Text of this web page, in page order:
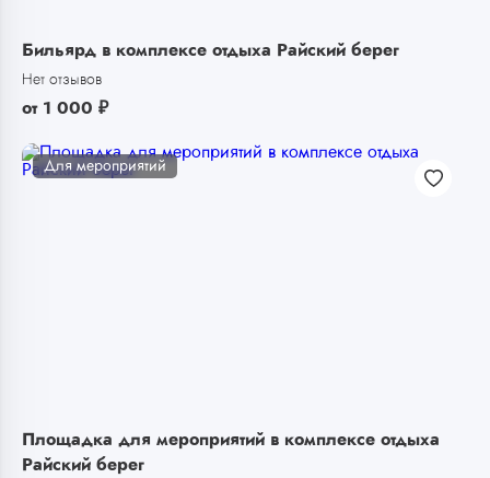
Бильярд в комплексе отдыха Райский берег
Нет отзывов
от 1 000 ₽
Для мероприятий
Площадка для мероприятий в комплексе отдыха
Райский берег